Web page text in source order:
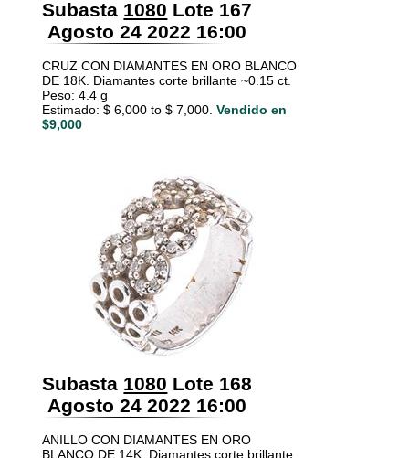
Subasta 1080 Lote 167
Agosto 24 2022 16:00
CRUZ CON DIAMANTES EN ORO BLANCO
DE 18K. Diamantes corte brillante ~0.15 ct.
Peso: 4.4 g
Estimado: $ 6,000 to $ 7,000. Vendido en
$9,000
Subasta 1080 Lote 168
Agosto 24 2022 16:00
ANILLO CON DIAMANTES EN ORO
BLANCO DE 14K. Diamantes corte brillante